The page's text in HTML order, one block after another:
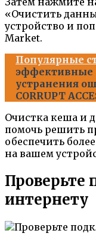
«Очистить
устройство и
Market.
Популярные
эффективные
устранения
CORRUPT
Очистка кеша и
помочь решить
обеспечить
на вашем
Проверьте
интернету